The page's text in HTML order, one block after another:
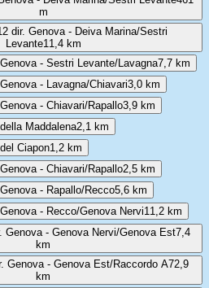
m
dir. Genova - Deiva Marina/Sestri
Levante11,4 km
- Sestri Levante/Lavagna7,7 km
- Lavagna/Chiavari3,0 km
- Chiavari/Rapallo3,9 km
Maddalena2,1 km
Ciapon1,2 km
- Chiavari/Rapallo2,5 km
- Rapallo/Recco5,6 km
- Recco/Genova Nervi11,2 km
Genova - Genova Nervi/Genova Est7,4
km
Genova - Genova Est/Raccordo A72,9
km